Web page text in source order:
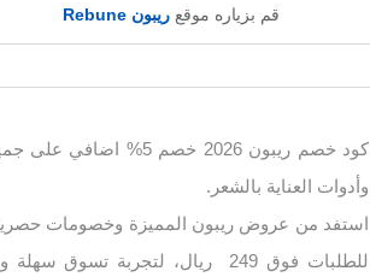
قم بزياره موقع ريبون Rebune
وأدوات العناية بالشعر.
للطلبات فوق 249 ريال، لتجربة